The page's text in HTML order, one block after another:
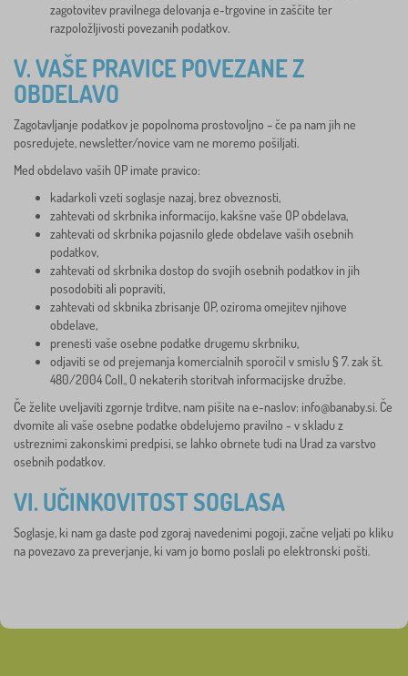
zagotovitev pravilnega delovanja e-trgovine in zaščite ter
razpoložljivosti povezanih podatkov.
V. VAŠE PRAVICE POVEZANE Z
OBDELAVO
Zagotavljanje podatkov je popolnoma prostovoljno – če pa nam jih ne
posredujete, newsletter/novice vam ne moremo pošiljati.
Med obdelavo vaših OP imate pravico:
kadarkoli vzeti soglasje nazaj, brez obveznosti,
zahtevati od skrbnika informacijo, kakšne vaše OP obdelava,
zahtevati od skrbnika pojasnilo glede obdelave vaših osebnih
podatkov,
zahtevati od skrbnika dostop do svojih osebnih podatkov in jih
posodobiti ali popraviti,
zahtevati od skbnika zbrisanje OP, oziroma omejitev njihove
obdelave,
prenesti vaše osebne podatke drugemu skrbniku,
odjaviti se od prejemanja komercialnih sporočil v smislu § 7. zak št.
480/2004 Coll., O nekaterih storitvah informacijske družbe.
Če želite uveljaviti zgornje trditve, nam pišite na e-naslov: info@banaby.si. Če
dvomite ali vaše osebne podatke obdelujemo pravilno - v skladu z
ustreznimi zakonskimi predpisi, se lahko obrnete tudi na Urad za varstvo
osebnih podatkov.
VI. UČINKOVITOST SOGLASA
Soglasje, ki nam ga daste pod zgoraj navedenimi pogoji, začne veljati po kliku
na povezavo za preverjanje, ki vam jo bomo poslali po elektronski pošti.